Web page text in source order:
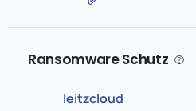
Ransomware Schutz